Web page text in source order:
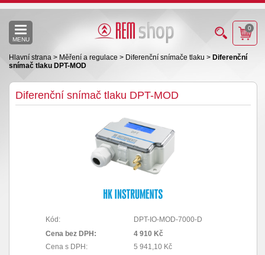
MENU
0
Hlavní strana > Měření a regulace > Diferenční snímače tlaku > Diferenční
snímač tlaku DPT-MOD
Diferenční snímač tlaku DPT-MOD
Kód:
DPT-IO-MOD-7000-D
Cena bez DPH:
4 910 Kč
Cena s DPH:
5 941,10 Kč